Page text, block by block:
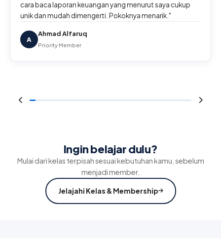
cara baca laporan keuangan yang menurut saya cukup
unik dan mudah dimengerti. Pokoknya menarik."
A
Ahmad Alfaruq
Priority Member
Ingin belajar dulu?
Mulai dari kelas terpisah sesuai kebutuhan kamu, sebelum
menjadi member.
Jelajahi Kelas & Membership